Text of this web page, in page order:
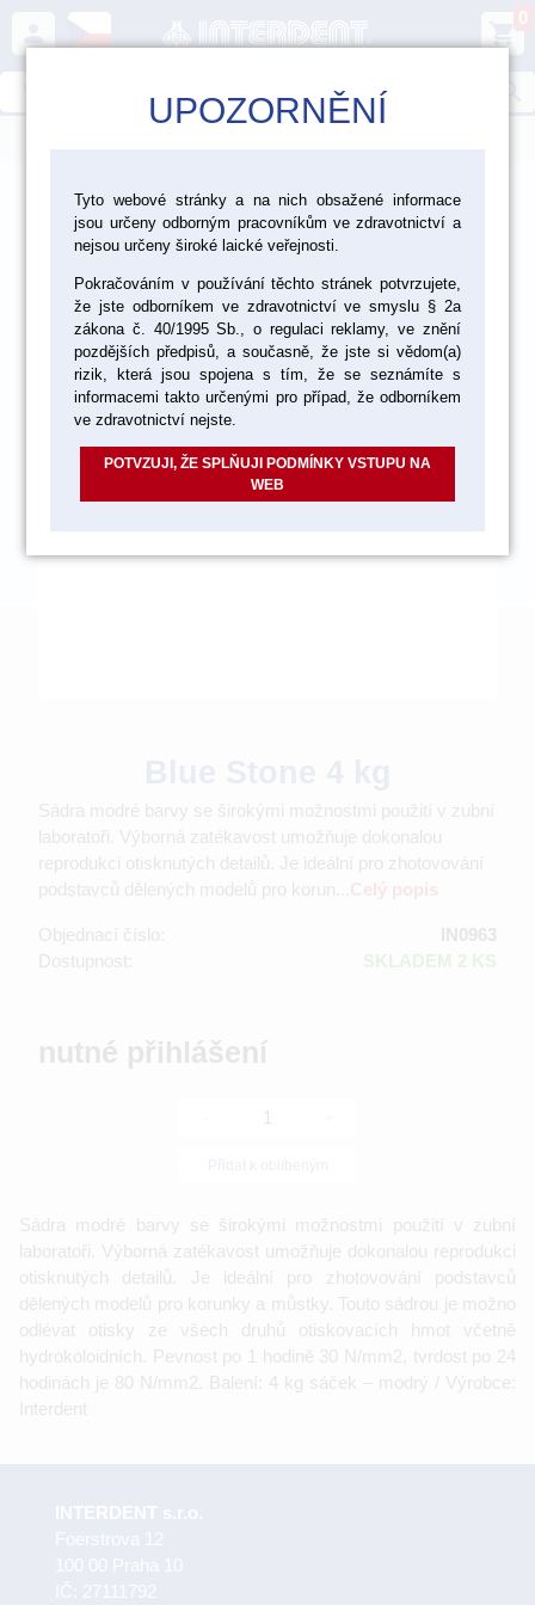
person shopping_cart
0
> Laboratoř > Zhotovení modelu > Dentální sádry
Dentální sádry typ III
Sádra modré barvy se širokými možnostmi použití v zubní
laboratoři. Výborná zatékavost umožňuje dokonalou
reprodukci otisknutých detailů. Je ideální pro zhotovování
podstavců dělených modelů pro korun...
Objednací číslo:
IN0963
Dostupnost:
SKLADEM 2 KS
nutné přihlášení
Sádra modré barvy se širokými možnostmi použití v zubní
laboratoři. Výborná zatékavost umožňuje dokonalou reprodukci
otisknutých detailů. Je ideální pro zhotovování podstavců
dělených modelů pro korunky a můstky. Touto sádrou je možno
odlévat otisky ze všech druhů otiskovacích hmot včetně
hydrokoloidních. Pevnost po 1 hodině 30 N/mm2, tvrdost po 24
hodinách je 80 N/mm2. Balení: 4 kg sáček – modrý / Výrobce:
Interdent
UPOZORNĚNÍ
Tyto webové stránky a na nich obsažené informace
jsou určeny odborným pracovníkům ve zdravotnictví a
nejsou určeny široké laické veřejnosti.
Pokračováním v používání těchto stránek potvrzujete,
že jste odborníkem ve zdravotnictví ve smyslu § 2a
zákona č. 40/1995 Sb., o regulaci reklamy, ve znění
pozdějších předpisů, a současně, že jste si vědom(a)
rizik, která jsou spojena s tím, že se seznámíte s
informacemi takto určenými pro případ, že odborníkem
ve zdravotnictví nejste.
POTVZUJI, ŽE SPLŇUJI PODMÍNKY VSTUPU NA
WEB